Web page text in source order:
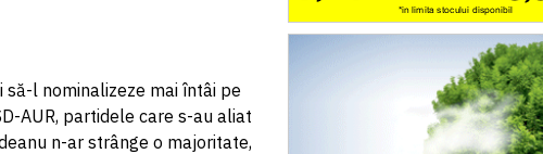
să-l nominalizeze mai întâi pe
AUR, partidele care s-au aliat
n-ar strânge o majoritate,